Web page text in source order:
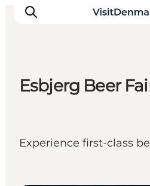
Quoi faire
Hébergements
Esbjerg Beer
Experience first-class